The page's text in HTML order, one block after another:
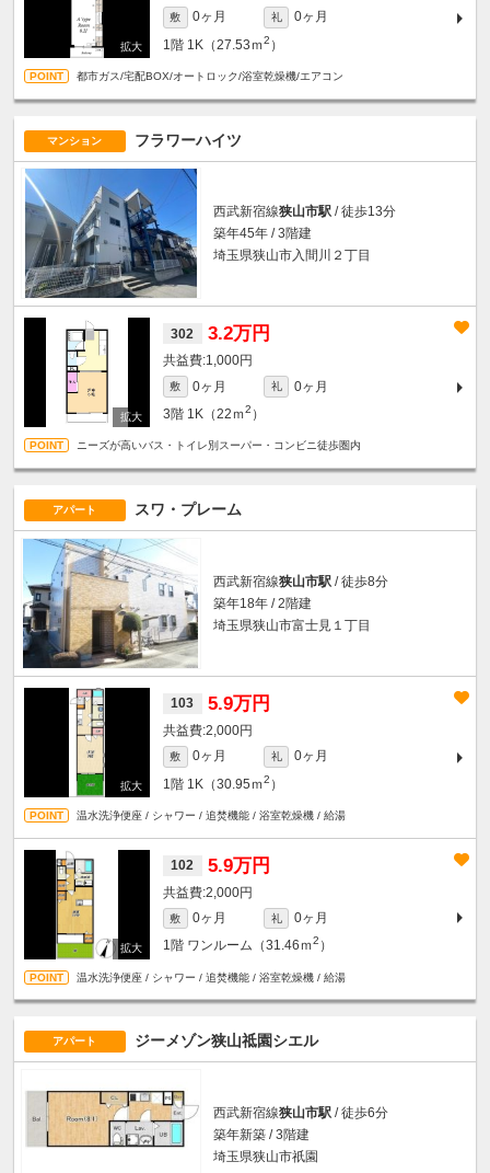
敷 0ヶ月 礼
0ヶ月
1階 1K（27.53ｍ2 ）
都市ガス/宅配BOX/オートロック/浴室乾燥機/エアコン
マンション フラワーハイツ
西武新宿線狭山市駅 / 徒歩13分
築年45年 / 3階建
埼玉県狭山市入間川２丁目
302 3.2万円
1,000円
敷 0ヶ月 礼
0ヶ月
3階 1K（22ｍ2 ）
ニーズが高いバス・トイレ別スーパー・コンビニ徒歩圏内
アパート スワ・プレーム
西武新宿線狭山市駅 / 徒歩8分
築年18年 / 2階建
埼玉県狭山市富士見１丁目
103 5.9万円
2,000円
敷 0ヶ月 礼
0ヶ月
1階 1K（30.95ｍ2 ）
温水洗浄便座 / シャワー / 追焚機能 / 浴室乾燥機 / 給湯
102 5.9万円
2,000円
敷 0ヶ月 礼
0ヶ月
1階 ワンルーム（31.46ｍ2 ）
温水洗浄便座 / シャワー / 追焚機能 / 浴室乾燥機 / 給湯
アパート ジーメゾン狭山祗園シエル
西武新宿線狭山市駅 / 徒歩6分
築年新築 / 3階建
埼玉県狭山市祇園